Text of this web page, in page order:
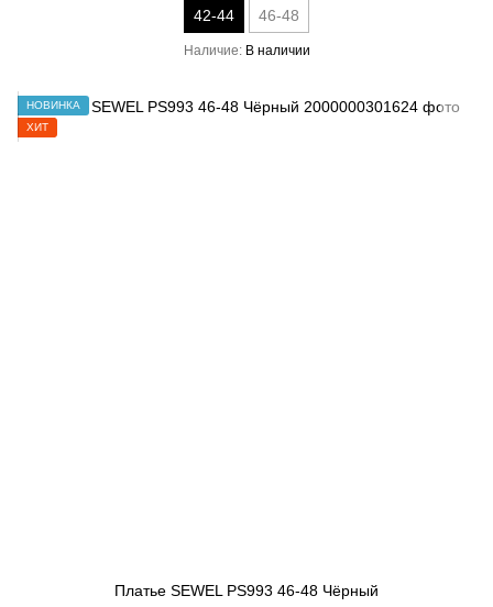
42-44 46-48
Наличие В наличии
НОВИНКА
ХИТ
Платье SEWEL PS993 46-48 Чёрный